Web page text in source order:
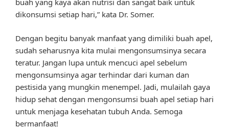
buah yang kaya akan nutrisi dan sangat baik untuk
dikonsumsi setiap hari,” kata Dr. Somer.
Dengan begitu banyak manfaat yang dimiliki buah apel,
sudah seharusnya kita mulai mengonsumsinya secara
teratur. Jangan lupa untuk mencuci apel sebelum
mengonsumsinya agar terhindar dari kuman dan
pestisida yang mungkin menempel. Jadi, mulailah gaya
hidup sehat dengan mengonsumsi buah apel setiap hari
untuk menjaga kesehatan tubuh Anda. Semoga
bermanfaat!